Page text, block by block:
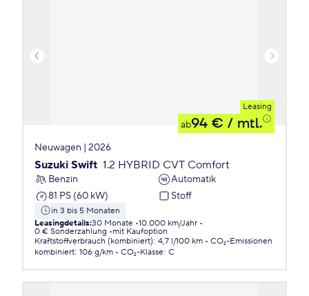
Leasing
ab94 € / mtl.
Neuwagen | 2026
Suzuki Swift 1.2 HYBRID CVT Comfort
Benzin
Automatik
81 PS (60 kW)
Stoff
in 3 bis 5 Monaten
Leasingdetails:30 Monate 10.000 km/Jahr
0 € Sonderzahlung
mit Kaufoption
Kraftstoffverbrauch (kombiniert): 4,7 l/100 km
CO₂-Emissionen
kombiniert: 106 g/km CO₂-Klasse: C